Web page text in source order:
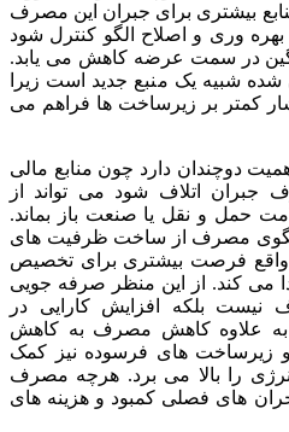
بیشتری برای جبران این مصرف
بهره وری و اصلاح الگو کنترل شود
در سمت عرضه کاهش می یابد.
شبیه یک منبع جدید است زیرا
کمتر بر زیرساخت ها فراهم می
دوچندان دارد چون منابع مالی
جبران اتلاف شود می تواند از
حمل و نقل یا صنعت باز بماند.
الگوی مصرف از ساخت ظرفیت های
واقع فرصت بیشتری برای تخصیص
می کند. از این منظر صرفه جویی
بلکه افزایش کارایی در
علاوه کاهش مصرف به کاهش
های فرسوده نیز کمک
را بالا می برد. هرچه مصرف
های فصلی کمبود و هزینه های